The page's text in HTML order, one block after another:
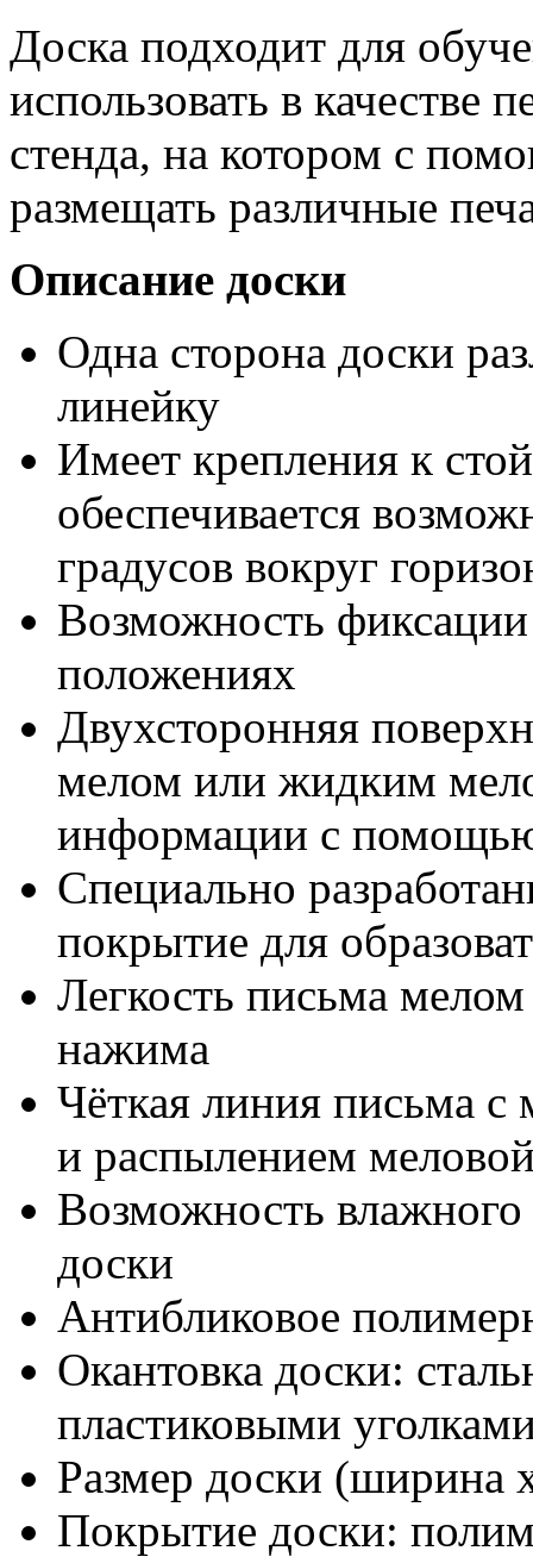
Доска подходит для
использовать в
стенда, на котором с
размещать различные
Описание доски
Одна сторона доски
линейку
Имеет крепления к
обеспечивается
градусов вокруг
Возможность
положениях
Двухсторонняя
мелом или жидким
информации с
Специально
покрытие для
Легкость письма
нажима
Чёткая линия письма
и распылением
Возможность влажного
доски
Антибликовое
Окантовка доски:
пластиковыми
Размер доски (ширина
Покрытие доски: